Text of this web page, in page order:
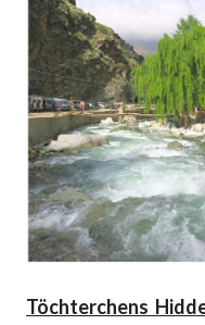
Töchterchens